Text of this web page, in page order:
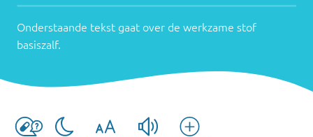
de
werkzame
Onderstaande tekst gaat over de werkzame stof
basiszalf.